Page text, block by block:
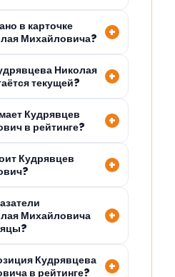
в карточке
Михайловича?
Николая
текущей?
Кудрявцев
в рейтинге?
Кудрявцев
Михайловича
Кудрявцева
в рейтинге?